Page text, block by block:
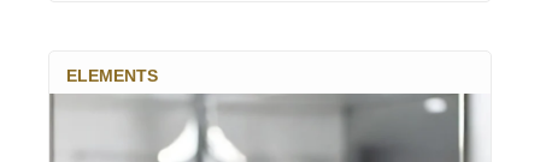
ELEMENTS